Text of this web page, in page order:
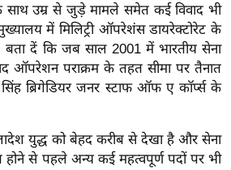
साथ उम्र से जुड़े मामले समेत कई विवाद भी
में मिलिट्री ऑपरेशंस डायरेक्टोरेट के
दें कि जब साल 2001 में भारतीय सेना
ऑपरेशन पराक्रम के तहत सीमा पर तैनात
ब्रिगेडियर जनर स्टाफ ऑफ ए कॉर्प्स के
युद्ध को बेहद करीब से देखा है और सेना
होने से पहले अन्य कई महत्वपूर्ण पदों पर भी